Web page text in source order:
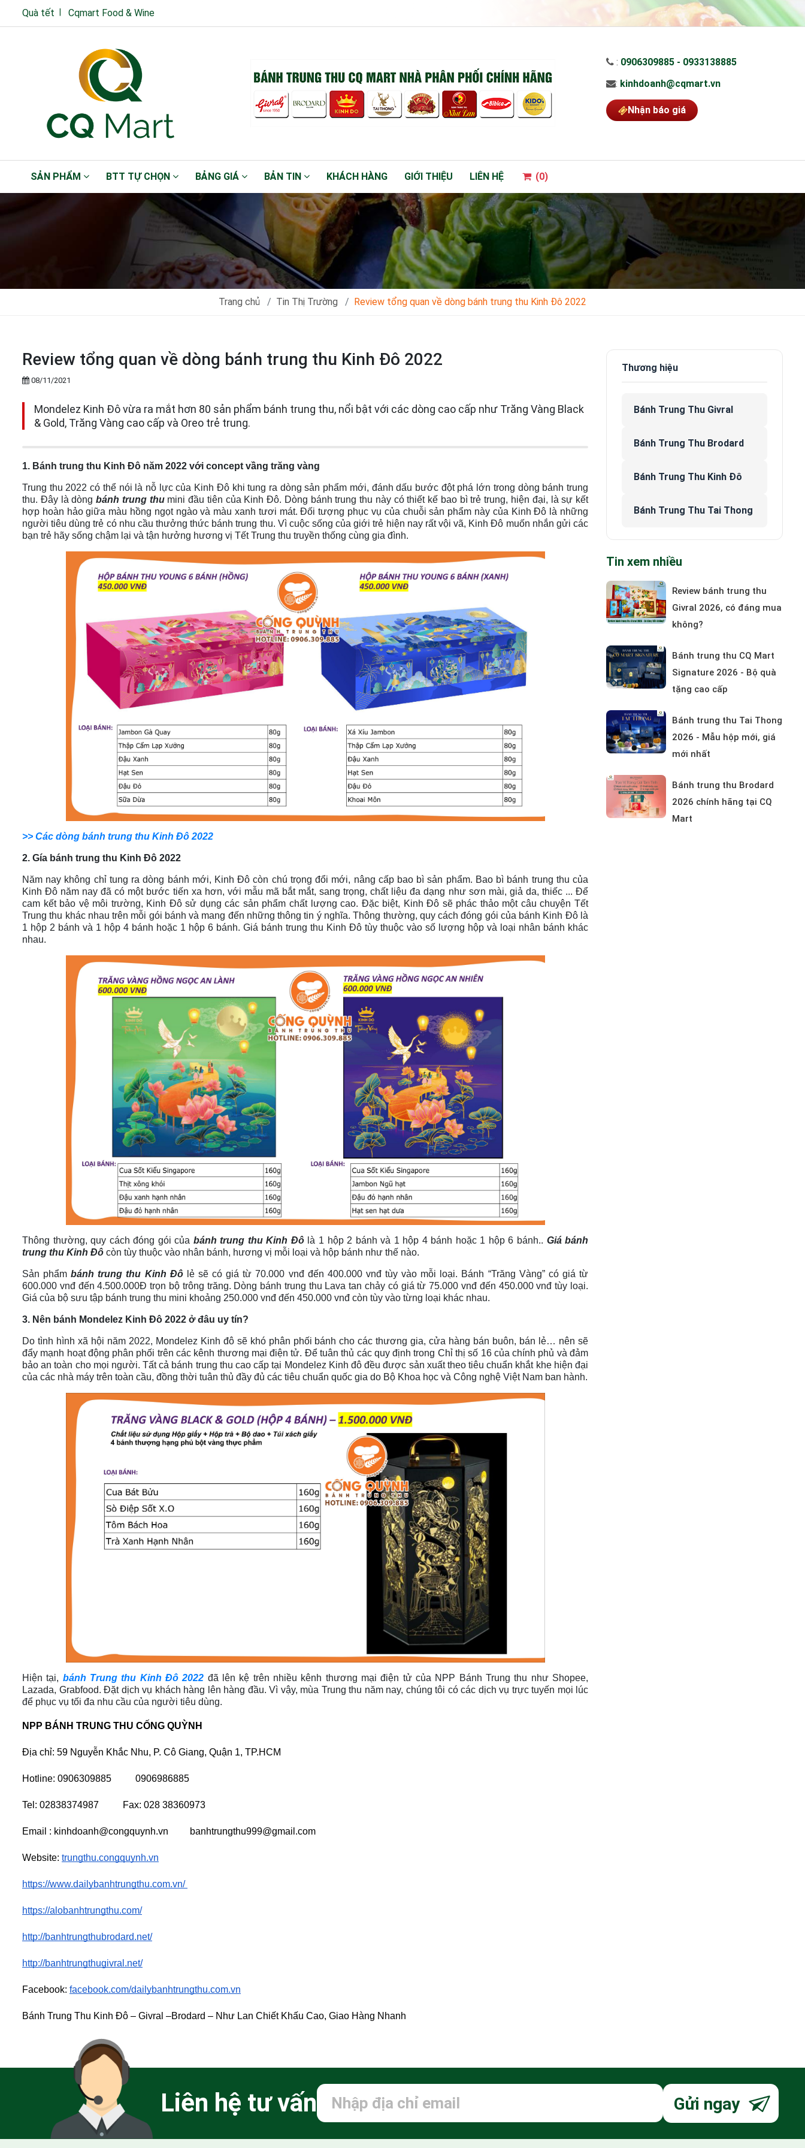
Quà tết Cqmart Food & Wine
: 0906309885 - 0933138885
: kinhdoanh@cqmart.vn
Nhận báo giá
SẢN PHẨM BTT TỰ CHỌN BẢNG GIÁ BẢN TIN KHÁCH HÀNG GIỚI THIỆU LIÊN HỆ (0)
Trang chủ Tin Thị Trường Review tổng quan về dòng bánh trung thu Kinh Đô 2022
Review tổng quan về dòng bánh trung thu Kinh Đô 2022
08/11/2021
Mondelez Kinh Đô vừa ra mắt hơn 80 sản phẩm bánh trung thu, nổi bật với các dòng cao cấp như Trăng Vàng Black
& Gold, Trăng Vàng cao cấp và Oreo trẻ trung.
1. Bánh trung thu Kinh Đô năm 2022 với concept vầng trăng vàng
Trung thu 2022 có thể nói là nỗ lực của Kinh Đô khi tung ra dòng sản phẩm mới, đánh dấu bước đột phá lớn trong dòng bánh trung
thu. Đây là dòngbánh trung thumini đầu tiên của Kinh Đô. Dòng bánh trung thu này có thiết kế bao bì trẻ trung, hiện đại, là sự kết
hợp hoàn hảo giữa màu hồng ngọt ngào và màu xanh tươi mát. Đối tượng phục vụ của chuỗi sản phẩm này của Kinh Đô là những
người tiêu dùng trẻ có nhu cầu thưởng thức bánh trung thu. Vì cuộc sống của giới trẻ hiện nay rất vội vã, Kinh Đô muốn nhắn gửi các
bạn trẻ hãy sống chậm lại và tận hưởng hương vị Tết Trung thu truyền thống cùng gia đình.
>> Các dòng bánh trung thu Kinh Đô 2022
2. Gía bánh trung thu Kinh Đô 2022
Năm nay không chỉ tung ra dòng bánh mới, Kinh Đô còn chú trọng đổi mới, nâng cấp bao bì sản phẩm. Bao bì bánh trung thu của
Kinh Đô năm nay đã có một bước tiến xa hơn, với mẫu mã bắt mắt, sang trọng, chất liệu đa dạng như sơn mài, giả da, thiếc ... Để
cam kết bảo vệ môi trường, Kinh Đô sử dụng các sản phẩm chất lượng cao. Đặc biệt, Kinh Đô sẽ phác thảo một câu chuyện Tết
Trung thu khác nhau trên mỗi gói bánh và mang đến những thông tin ý nghĩa. Thông thường, quy cách đóng gói của bánh Kinh Đô là
1 hộp 2 bánh và 1 hộp 4 bánh hoặc 1 hộp 6 bánh. Giá bánh trung thu Kinh Đô tùy thuộc vào số lượng hộp và loại nhân bánh khác
nhau.
Thông thường, quy cách đóng gói của bánh trung thu Kinh Đô là 1 hộp 2 bánh và 1 hộp 4 bánh hoặc 1 hộp 6 bánh.. Giá bánh
trung thu Kinh Đô còn tùy thuộc vào nhân bánh, hương vị mỗi loại và hộp bánh như thế nào.
Sản phẩmbánh trung thu Kinh Đôlẻ sẽ có giá từ 70.000 vnđ đến 400.000 vnđ tùy vào mỗi loại. Bánh “Trăng Vàng” có giá từ
600.000 vnđ đến 4.500.000Đ trọn bộ trông trăng. Dòng bánh trung thu Lava tan chảy có giá từ 75.000 vnđ đến 450.000 vnđ tùy loại.
Giá của bộ sưu tập bánh trung thu mini khoảng 250.000 vnđ đến 450.000 vnđ còn tùy vào từng loại khác nhau.
3. Nên bánh Mondelez Kinh Đô 2022 ở đâu uy tín?
Do tình hình xã hội năm 2022, Mondelez Kinh đô sẽ khó phân phối bánh cho các thương gia, cửa hàng bán buôn, bán lẻ… nên sẽ
đẩy mạnh hoạt động phân phối trên các kênh thương mại điện tử. Để tuân thủ các quy định trong Chỉ thị số 16 của chính phủ và đảm
bảo an toàn cho mọi người. Tất cả bánh trung thu cao cấp tại Mondelez Kinh đô đều được sản xuất theo tiêu chuẩn khắt khe hiện đại
của các nhà máy trên toàn cầu, đồng thời tuân thủ đầy đủ các tiêu chuẩn quốc gia do Bộ Khoa học và Công nghệ Việt Nam ban hành.
Hiện tại, bánh Trung thu Kinh Đô 2022 đã lên kệ trên nhiều kênh thương mại điện tử của NPP Bánh Trung thu như Shopee,
Lazada, Grabfood. Đặt dịch vụ khách hàng lên hàng đầu. Vì vậy, mùa Trung thu năm nay, chúng tôi có các dịch vụ trực tuyến mọi lúc
để phục vụ tối đa nhu cầu của người tiêu dùng.
NPP BÁNH TRUNG THU CỐNG QUỲNH
Địa chỉ: 59 Nguyễn Khắc Nhu, P. Cô Giang, Quận 1, TP.HCM
Hotline: 0906309885          0906986885
Tel: 02838374987          Fax: 028 38360973
Email : kinhdoanh@congquynh.vn         banhtrungthu999@gmail.com
Website: trungthu.congquynh.vn
https://www.dailybanhtrungthu.com.vn/
https://alobanhtrungthu.com/
http://banhtrungthubrodard.net/
http://banhtrungthugivral.net/
Facebook: facebook.com/dailybanhtrungthu.com.vn
Bánh Trung Thu Kinh Đô – Givral –Brodard – Như Lan Chiết Khấu Cao, Giao Hàng Nhanh
Thương hiệu
Bánh Trung Thu Givral
Bánh Trung Thu Brodard
Bánh Trung Thu Kinh Đô
Bánh Trung Thu Tai Thong
Tin xem nhiều
Review bánh trung thu
Givral 2026, có đáng mua
không?
Bánh trung thu CQ Mart
Signature 2026 - Bộ quà
tặng cao cấp
Bánh trung thu Tai Thong
2026 - Mẫu hộp mới, giá
mới nhất
Bánh trung thu Brodard
2026 chính hãng tại CQ
Mart
Liên hệ tư vấn Gửi ngay